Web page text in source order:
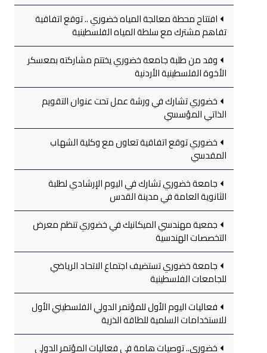
افتتاح محطة معالجة المياه خضوري .. توقع اتفاقية
تفاهم مشترك مع سلطة المياه الفلسطينية
وفد من طلبة جامعة خضوري يختتم مشاركته بمعسكر
الأخوة الفلسطينية الأردنية
خضوري تشارك في ورشة عمل تحت عنوان التقويم
الذاتي المؤسسي
خضوري توقع اتفاقية تعاون مع وكلية الشهاب
المقدسي
جامعة خضوري تشارك في اليوم الإرشادي لطلبة
الثانوية العامة في مدينة القدس
جمعية مهندسي الميكانيك في خضوري تنظم معرض
التخصصات الهندسية
جامعة خضوري تستضيف اجتماع الاتحاد الرياضي
للجامعات الفلسطينية
فعاليات اليوم الأول للمؤتمر الدولي الفلسطيني الأول
للاستخدامات السلمية للطاقة الذرية
خضوري.. توصيات هامة في فعاليات المؤتمر الدولي